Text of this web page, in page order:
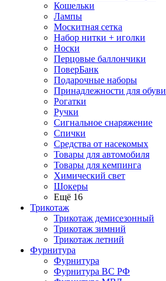
Кошельки
Лампы
Москитная сетка
Набор нитки + иголки
Носки
Перцовые баллончики
ПоверБанк
Подарочные наборы
Принадлежности для обуви
Рогатки
Ручки
Сигнальное снаряжение
Спички
Средства от насекомых
Товары для автомобиля
Товары для кемпинга
Химический свет
Шокеры
Ещё 16
Трикотаж
Трикотаж демисезонный
Трикотаж зимний
Трикотаж летний
Фурнитура
Фурнитура
Фурнитура ВС РФ